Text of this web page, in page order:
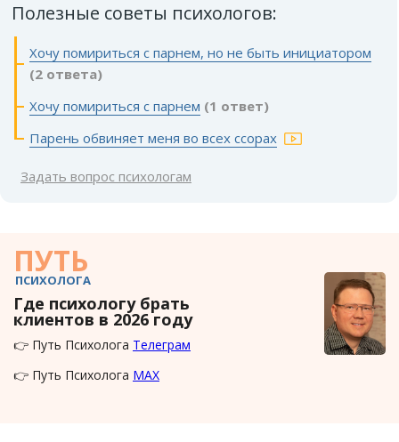
Полезные советы психологов:
Хочу помириться с парнем, но не быть инициатором
(2 ответа)
Хочу помириться с парнем (1 ответ)
Парень обвиняет меня во всех ссорах
Задать вопрос психологам
ПУТЬ
ПСИХОЛОГА
Где психологу брать
клиентов в 2026 году
👉 Путь Психолога Телеграм
👉 Путь Психолога MAX